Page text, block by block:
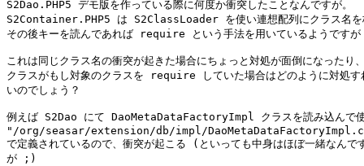
S2Dao.PHP5 デモ版を作っている際に何度か衝突したことなんですが。
S2Container.PHP5 は S2ClassLoader を使い連想配列にクラス名を
その後キーを読んであれば require という手法を用いているようですが
これは同じクラス名の衝突が起きた場合にちょっと対処が面倒になったり
クラスがもし対象のクラスを require していた場合はどのように対処す
いのでしょう？
例えば S2Dao にて DaoMetaDataFactoryImpl クラスを読み込んで
"/org/seasar/extension/db/impl/
で定義されているので、衝突が起こる (といっても中身はほぼ一緒なんで
が ;)